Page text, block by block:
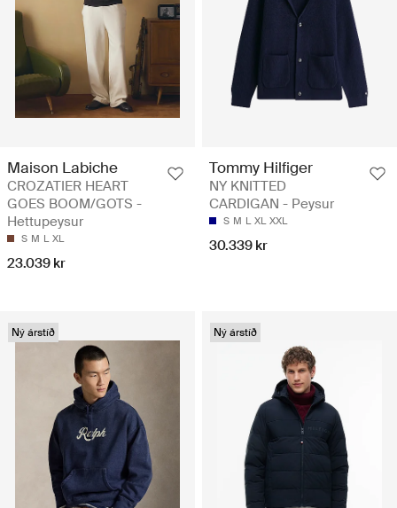
Maison Labiche
CROZATIER HEART
GOES BOOM/GOTS -
Hettupeysur
S M L XL
23.039 kr
Tommy Hilfiger
NY KNITTED
CARDIGAN - Peysur
S M L XL XXL
30.339 kr
Ný árstíð Ný árstíð